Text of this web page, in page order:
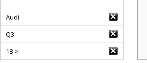
Audi
Q3
18->